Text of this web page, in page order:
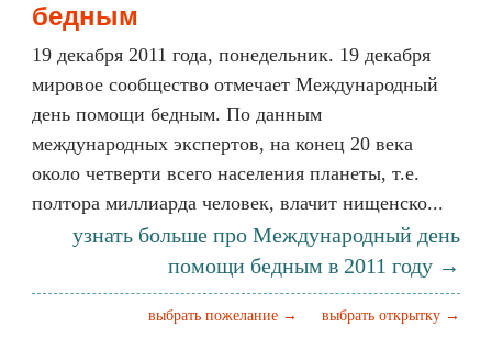
бедным
19 декабря 2011 года, понедельник. 19 декабря
мировое сообщество отмечает Международный
день помощи бедным. По данным
международных экспертов, на конец 20 века
около четверти всего населения планеты, т.е.
полтора миллиарда человек, влачит нищенско...
узнать больше про Международный день
помощи бедным в 2011 году →
выбрать открытку →
выбрать пожелание →